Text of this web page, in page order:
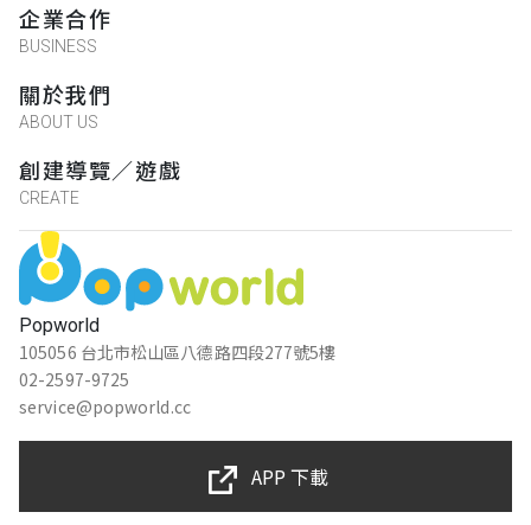
Popworld
105056 台北市松山區八德路四段277號5樓
02-2597-9725
service@popworld.cc
企業合作
BUSINESS
關於我們
ABOUT US
創建導覽／遊戲
CREATE
APP 下載